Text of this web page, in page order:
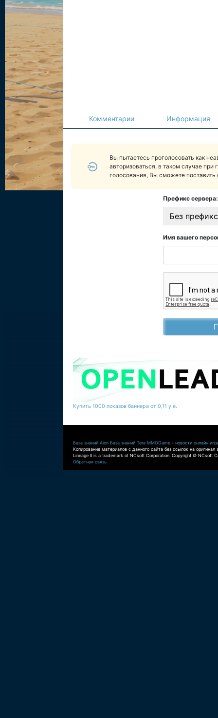
Комментарии Информация
Вы пытаетесь проголосовать как
авторизоваться, в таком случае при
голосования, Вы сможете поставить
Префикс сервера:
Без
Имя вашего
Купить 1000 показов баннера от 0,11 у.е.
База знаний Aion База знаний Tera MMOGame - новости онлайн
Копирование материалов с данного сайта без ссылок на оригинал
Lineage II is a trademark of NCsoft Corporation. Copyright © NCsoft
Обратная связь